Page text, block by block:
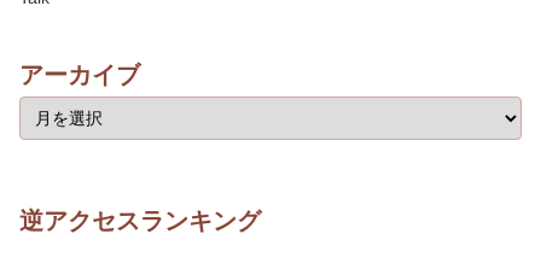
アーカイブ
逆アクセスランキング